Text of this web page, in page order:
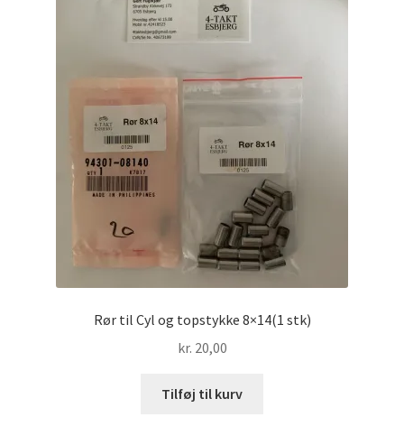
Rør til Cyl og topstykke 8×14(1 stk)
kr. 20,00
Tilføj til kurv